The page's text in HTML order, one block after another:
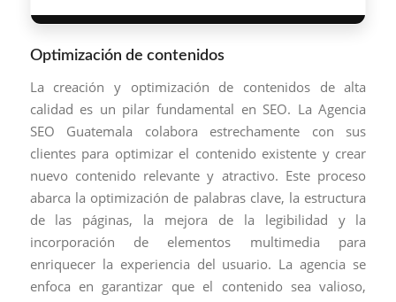
Optimización de contenidos
La creación y optimización de contenidos de alta
calidad es un pilar fundamental en SEO. La Agencia
SEO Guatemala colabora estrechamente con sus
clientes para optimizar el contenido existente y crear
nuevo contenido relevante y atractivo. Este proceso
abarca la optimización de palabras clave, la estructura
de las páginas, la mejora de la legibilidad y la
incorporación de elementos multimedia para
enriquecer la experiencia del usuario. La agencia se
enfoca en garantizar que el contenido sea valioso,